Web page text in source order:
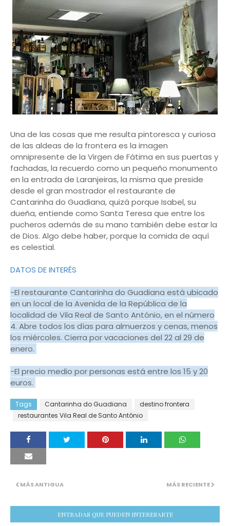
Una de las cosas que me resulta pintoresca y curiosa
de las aldeas de la frontera es la imagen
omnipresente de la Virgen de Fátima en sus puertas y
fachadas, la recuerdo como un pequeño monumento
en la entrada de Laranjeiras, la misma que preside
desde el gran mostrador el restaurante de
Cantarinha do Guadiana, quizá porque Isabel, su
dueña, entiende como Santa Teresa que entre los
pucheros además de su mano también debe estar la
de Dios. Algo debe haber, porque la comida de aquí
es celestial.
DATOS DE INTERÉS
-El restaurante Cantarinha do Guadiana está ubicado
en un local de la Avenida de la República de la
localidad de Vila Real de Santo António, en el número
4. Abre todos los días para almuerzos y cenas, menos
los miércoles. Cierra por vacaciones del 22 al 29 de
enero.
-El precio medio por personas está entre los 15 y 20
euros.
Tags Cantarinha do Guadiana
destino frontera
restaurantes Vila Real de Santo António
MÁS RECIENTE
MÁS ANTIGUA
ENTRADAS QUE PUEDEN INTERESARTE